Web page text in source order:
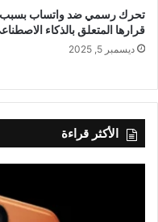
تحرك رسمي ضد واتساب بسبب
قرارها المتعلق بالذكاء
ديسمبر 5, 2025
الأكثر قراءة